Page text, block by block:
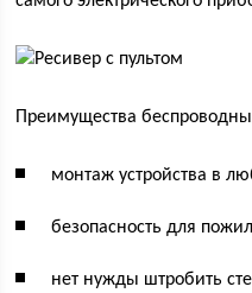
Преимущества
монтаж устройства в
безопасность для
нет нужды штробить